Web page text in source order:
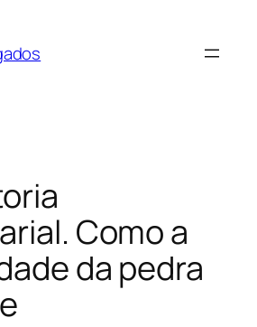
Como a
da pedra